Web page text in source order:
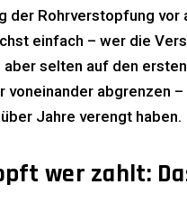
der Rohrverstopfung
einfach – wer die
selten auf den
voneinander abgrenzen
Jahre verengt haben.
wer zahlt: